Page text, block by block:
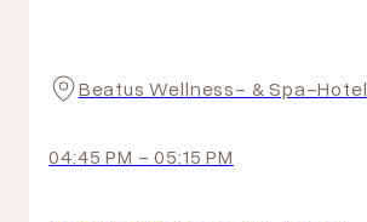
Beatus Wellness- & Spa-Hotel
04:45 PM -05:15 PM